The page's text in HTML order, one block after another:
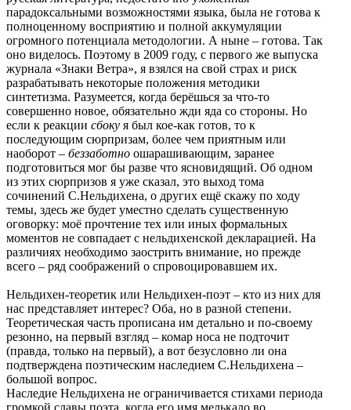
парадоксальными возможностями языка, была не готова к
полноценному восприятию и полной аккумуляции
огромного потенциала методологии. А ныне – готова. Так
оно виделось. Поэтому в 2009 году, с первого же выпуска
журнала «Знаки Ветра», я взялся на свой страх и риск
разрабатывать некоторые положения методики
синтетизма. Разумеется, когда берёшься за что-то
совершенно новое, обязательно жди яда со стороны. Но
если к реакции сбоку я был кое-как готов, то к
последующим сюрпризам, более чем приятным или
наоборот – беззаботно ошарашивающим, заранее
подготовиться мог бы разве что ясновидящий. Об одном
из этих сюрпризов я уже сказал, это выход тома
сочинений С.Нельдихена, о других ещё скажу по ходу
темы, здесь же будет уместно сделать существенную
оговорку: моё прочтение тех или иных формальных
моментов не совпадает с нельдихенской декларацией. На
различиях необходимо заострить внимание, но прежде
всего – ряд соображений о спровоцировавшем их.
Нельдихен-теоретик или Нельдихен-поэт – кто из них для
нас представляет интерес? Оба, но в разной степени.
Теоретическая часть прописана им детально и по-своему
резонно, на первый взгляд – комар носа не подточит
(правда, только на первый), а вот безусловно ли она
подтверждена поэтическим наследием С.Нельдихена –
большой вопрос.
Наследие Нельдихена не ограничивается стихами периода
громкой славы поэта, когда его имя мелькало во